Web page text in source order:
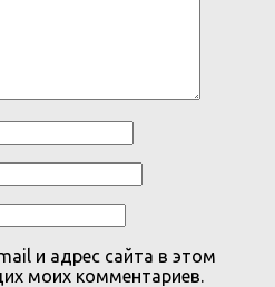
и адрес сайта в этом
моих комментариев.